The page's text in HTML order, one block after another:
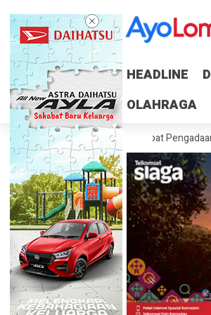
HEADLINE
OLAHRAGA
HEADLINE
OLAHRAGA
Persen RUP, Percepat Pengadaan dan